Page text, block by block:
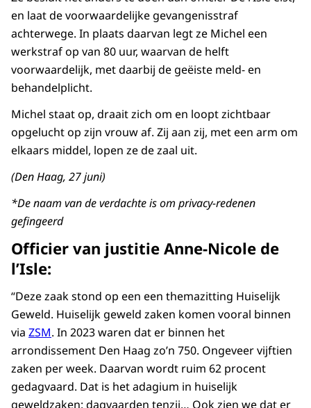
en laat de voorwaardelijke gevangenisstraf
achterwege. In plaats daarvan legt ze Michel een
werkstraf op van 80 uur, waarvan de helft
voorwaardelijk, met daarbij de geëiste meld- en
behandelplicht.
Michel staat op, draait zich om en loopt zichtbaar
opgelucht op zijn vrouw af. Zij aan zij, met een arm om
elkaars middel, lopen ze de zaal uit.
(Den Haag, 27 juni)
*De naam van de verdachte is om privacy-redenen
gefingeerd
Officier van justitie Anne-Nicole de
l’Isle:
“Deze zaak stond op een een themazitting Huiselijk
Geweld. Huiselijk geweld zaken komen vooral binnen
via ZSM. In 2023 waren dat er binnen het
arrondissement Den Haag zo’n 750. Ongeveer vijftien
zaken per week. Daarvan wordt ruim 62 procent
gedagvaard. Dat is het adagium in huiselijk
geweldzaken: dagvaarden tenzij… Ook zien we dat er